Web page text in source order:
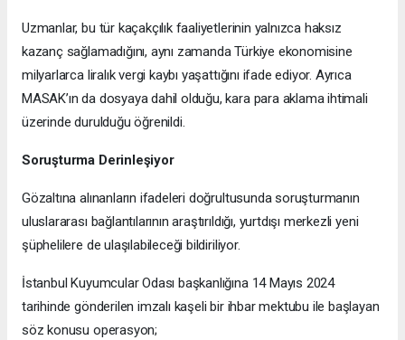
Uzmanlar, bu tür kaçakçılık faaliyetlerinin yalnızca haksız
kazanç sağlamadığını, aynı zamanda Türkiye ekonomisine
milyarlarca liralık vergi kaybı yaşattığını ifade ediyor. Ayrıca
MASAK’ın da dosyaya dahil olduğu, kara para aklama ihtimali
üzerinde durulduğu öğrenildi.
Soruşturma Derinleşiyor
Gözaltına alınanların ifadeleri doğrultusunda soruşturmanın
uluslararası bağlantılarının araştırıldığı, yurtdışı merkezli yeni
şüphelilere de ulaşılabileceği bildiriliyor.
İstanbul Kuyumcular Odası başkanlığına 14 Mayıs 2024
tarihinde gönderilen imzalı kaşeli bir ihbar mektubu ile başlayan
söz konusu operasyon;